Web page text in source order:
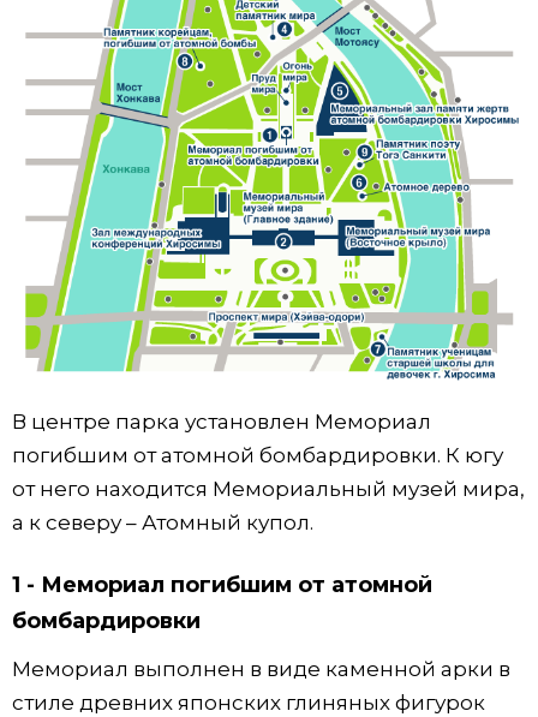
В центре парка установлен Мемориал
погибшим от атомной бомбардировки. К югу
от него находится Мемориальный музей мира,
а к северу – Атомный купол.
1 - Мемориал погибшим от атомной
бомбардировки
Мемориал выполнен в виде каменной арки в
стиле древних японских глиняных фигурок